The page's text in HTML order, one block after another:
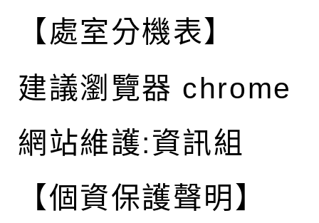
【處室分機表】
建議瀏覽器 chrome
網站維護:資訊組
【個資保護聲明】